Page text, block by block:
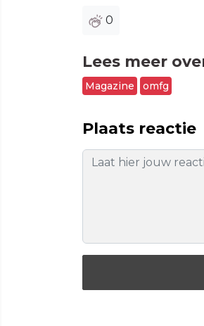
0
Lees meer
Magazine omfg
Plaats reactie